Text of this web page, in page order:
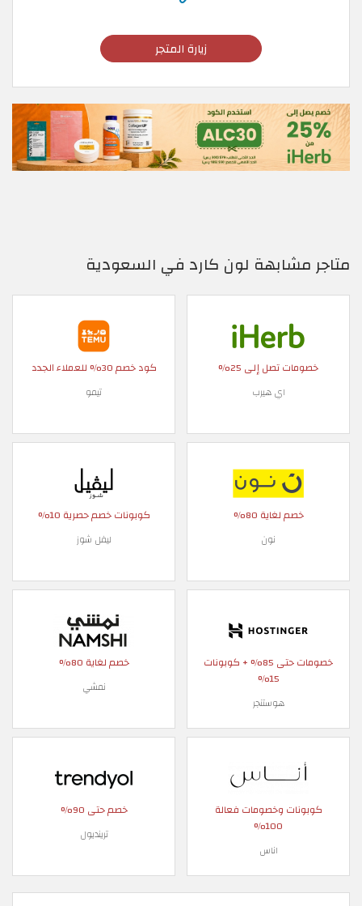
زيارة المتجر
متاجر مشابهة لون كارد في السعودية
خصومات تصل إلى 25%
اي هيرب
كود خصم 30% للعملاء الجدد
تيمو
خصم لغاية 80%
نون
كوبونات خصم حصرية 10%
ليفل شوز
خصومات حتى 85% + كوبونات
15%
هوستنجر
خصم لغاية 80%
نمشي
كوبونات وخصومات فعالة
100%
اناس
خصم حتى 90%
ترينديول